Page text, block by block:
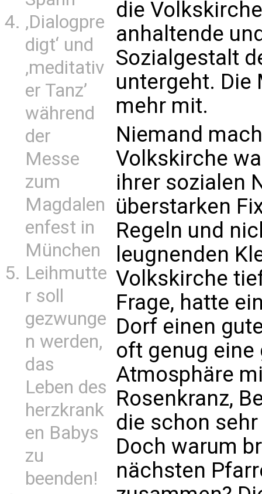
‚Dialogpre
digt‘ und
‚meditativ
er Tanz’
während
der
Messe
zum
Magdalen
enfest in
München
Leihmutte
r soll
gezwunge
n werden,
das
Leben des
herzkrank
en Babys
zu
beenden!
die
anhaltende
Sozialgestalt
untergeht. Die
mehr mit.
Niemand
Volkskirche
ihrer sozialen
überstarken
Regeln und
leugnenden
Volkskirche
Frage, hatte
Dorf einen
oft genug
Atmosphäre
Rosenkranz,
die schon
Doch warum
nächsten